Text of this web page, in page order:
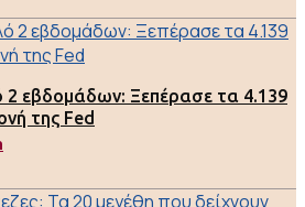
εβδομάδων: Ξεπέρασε τα 4.139
της Fed